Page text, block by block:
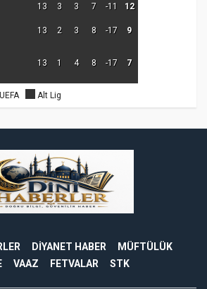
13 3 3 7 -11 12
13 2 3 8 -17 9
13 1 4 8 -17 7
UEFA Alt Lig
DİYANET HABER
MÜFTÜLÜK
VAAZ FETVALAR STK